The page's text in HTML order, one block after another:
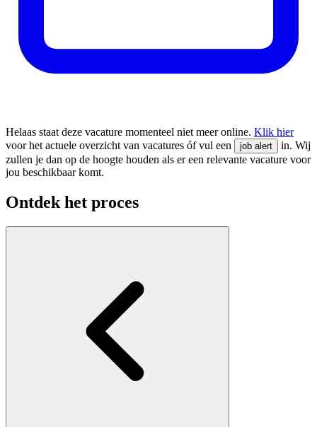
Helaas staat deze vacature momenteel niet meer online. Klik hier
voor het actuele overzicht van vacatures óf vul een
job alert
in. Wij
zullen je dan op de hoogte houden als er een relevante vacature voor
jou beschikbaar komt.
Ontdek het proces